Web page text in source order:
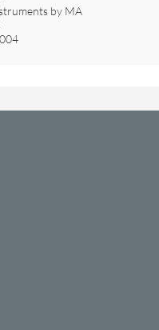
by MA